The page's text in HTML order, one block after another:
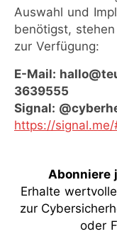
Auswahl und
benötigst,
zur Verfügung:
E-Mail:
3639555
Signal:
https://
Abonniere
Erhalte
zur
oder